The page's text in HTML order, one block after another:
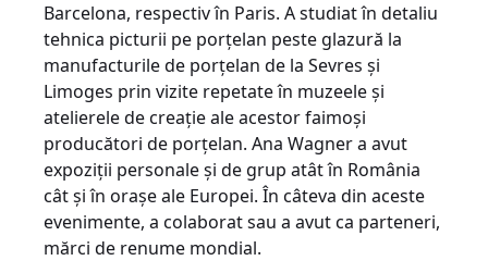
Barcelona, respectiv în Paris. A studiat în detaliu
tehnica picturii pe porţelan peste glazură la
manufacturile de porţelan de la Sevres şi
Limoges prin vizite repetate în muzeele şi
atelierele de creaţie ale acestor faimoşi
producători de porţelan. Ana Wagner a avut
expoziţii personale şi de grup atât în România
cât şi în oraşe ale Europei. În câteva din aceste
evenimente, a colaborat sau a avut ca parteneri,
mărci de renume mondial.